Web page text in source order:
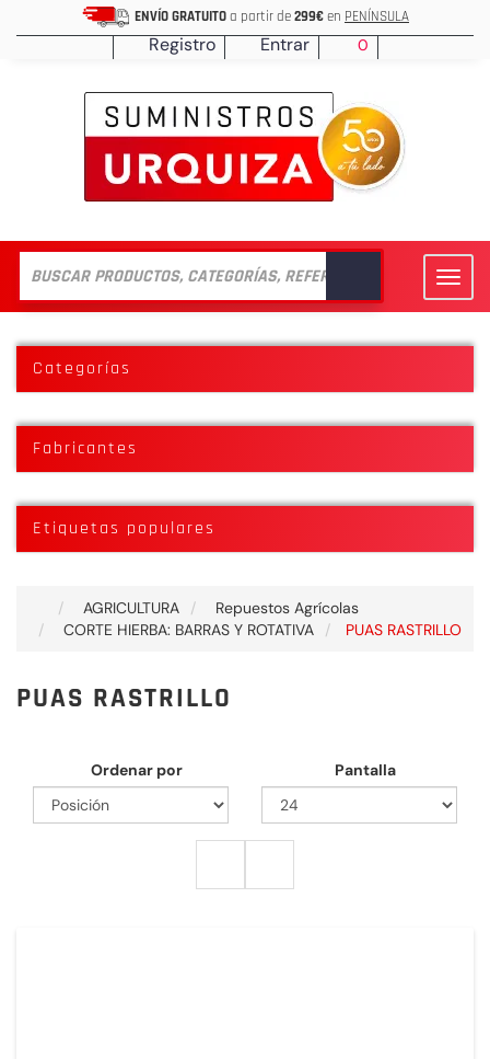
ENVÍO GRATUITOa partir de299€en PENÍNSULA
Registro Entrar 0
Categorías
Fabricantes
Etiquetas populares
AGRICULTURA
Repuestos Agrícolas
CORTE HIERBA: BARRAS Y ROTATIVA
PUAS RASTRILLO
PUAS RASTRILLO
Ordenar por Pantalla